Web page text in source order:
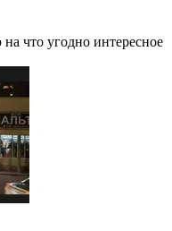
что угодно интересное